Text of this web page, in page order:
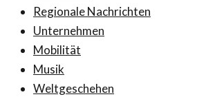
Regionale Nachrichten
Unternehmen
Mobilität
Musik
Weltgeschehen